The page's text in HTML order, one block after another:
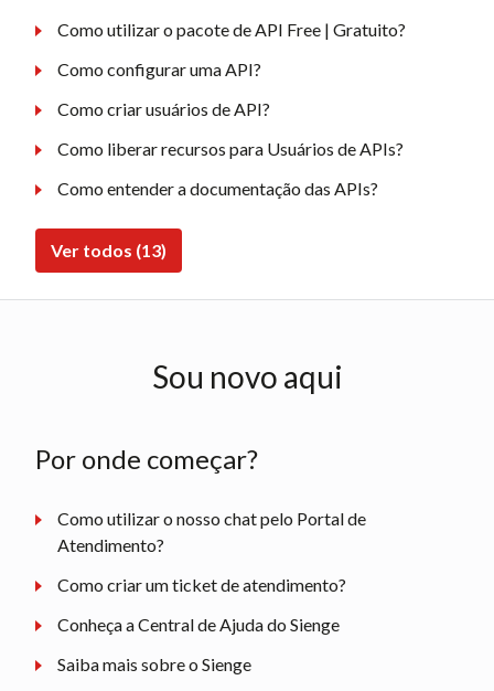
Como utilizar o pacote de API Free | Gratuito?
Como configurar uma API?
Como criar usuários de API?
Como liberar recursos para Usuários de APIs?
Como entender a documentação das APIs?
Ver todos (13)
Sou novo aqui
Por onde começar?
Como utilizar o nosso chat pelo Portal de
Atendimento?
Como criar um ticket de atendimento?
Conheça a Central de Ajuda do Sienge
Saiba mais sobre o Sienge